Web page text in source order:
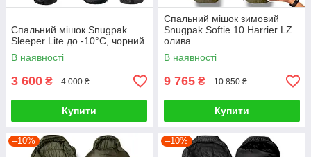
Спальний мішок Snugpak
Sleeper Lite до -10°С, чорний
В наявності
3 600 ₴ 4 000 ₴
Купити
Спальний мішок зимовий
Snugpak Softie 10 Harrier LZ
олива
В наявності
9 765 ₴ 10 850 ₴
Купити
–10% –10%